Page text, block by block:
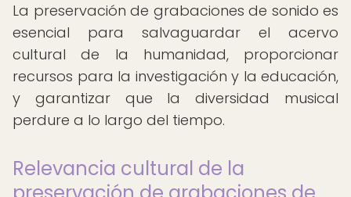
La preservación de grabaciones de sonido es
esencial para salvaguardar el acervo
cultural de la humanidad, proporcionar
recursos para la investigación y la educación,
y garantizar que la diversidad musical
perdure a lo largo del tiempo.
Relevancia cultural de la